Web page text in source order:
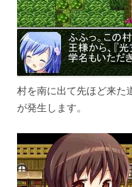
村を南に出て先ほど来た
が発生します。